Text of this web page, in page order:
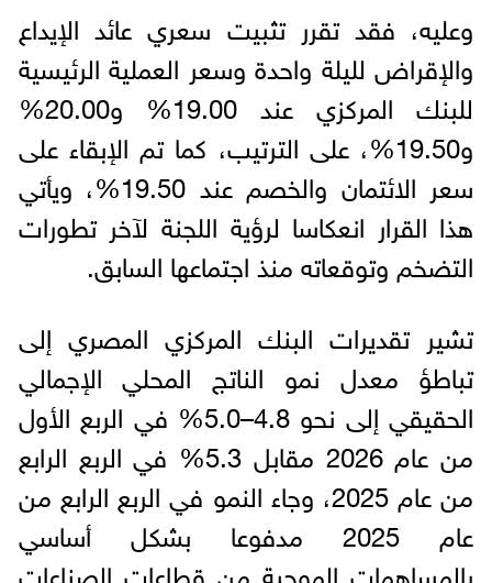
وعليه، فقد تقرر تثبيت سعري عائد الإيداع
والإقراض لليلة واحدة وسعر العملية الرئيسية
للبنك المركزي عند 19.00% و20.00%
و19.50%، على الترتيب، كما تم الإبقاء على
سعر الائتمان والخصم عند 19.50%، ويأتي
هذا القرار انعكاسا لرؤية اللجنة لآخر تطورات
التضخم وتوقعاته منذ اجتماعها السابق.
تشير تقديرات البنك المركزي المصري إلى
تباطؤ معدل نمو الناتج المحلي الإجمالي
الحقيقي إلى نحو 4.8–5.0% في الربع الأول
من عام 2026 مقابل 5.3% في الربع الرابع
من عام 2025، وجاء النمو في الربع الرابع من
عام 2025 مدفوعا بشكل أساسي
بالمساهمات الموجبة من قطاعات الصناعات